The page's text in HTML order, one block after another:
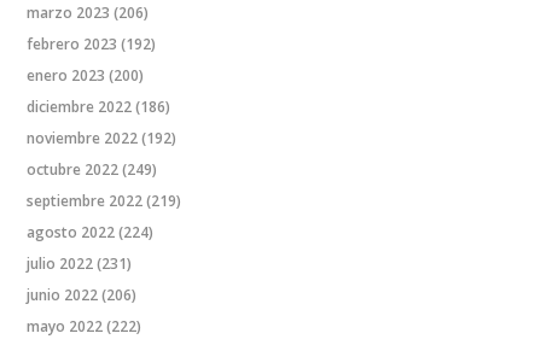
marzo 2023 (206)
febrero 2023 (192)
enero 2023 (200)
diciembre 2022(186)
noviembre 2022(192)
octubre 2022(249)
septiembre 2022(219)
agosto 2022(224)
julio 2022(231)
junio 2022(206)
mayo 2022(222)